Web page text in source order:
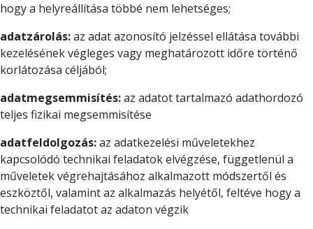
hogy a helyreállítása többé nem lehetséges;
adatzárolás:az adat azonosító jelzéssel ellátása további
kezelésének végleges vagy meghatározott időre történő
korlátozása céljából;
adatmegsemmisítés:az adatot tartalmazó adathordozó
teljes fizikai megsemmisítése
adatfeldolgozás:az adatkezelési műveletekhez
kapcsolódó technikai feladatok elvégzése, függetlenül a
műveletek végrehajtásához alkalmazott módszertől és
eszköztől, valamint az alkalmazás helyétől, feltéve hogy a
technikai feladatot az adaton végzik